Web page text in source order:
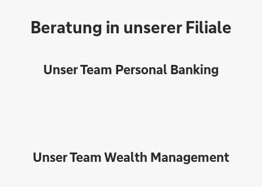
Beratung in unserer Filiale
Unser Team Personal Banking
Unser Team Wealth Management